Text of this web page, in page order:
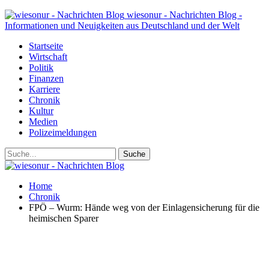
wiesonur - Nachrichten Blog -
Informationen und Neuigkeiten aus Deutschland und der Welt
Startseite
Wirtschaft
Politik
Finanzen
Karriere
Chronik
Kultur
Medien
Polizeimeldungen
Home
Chronik
FPÖ – Wurm: Hände weg von der Einlagensicherung für die
heimischen Sparer